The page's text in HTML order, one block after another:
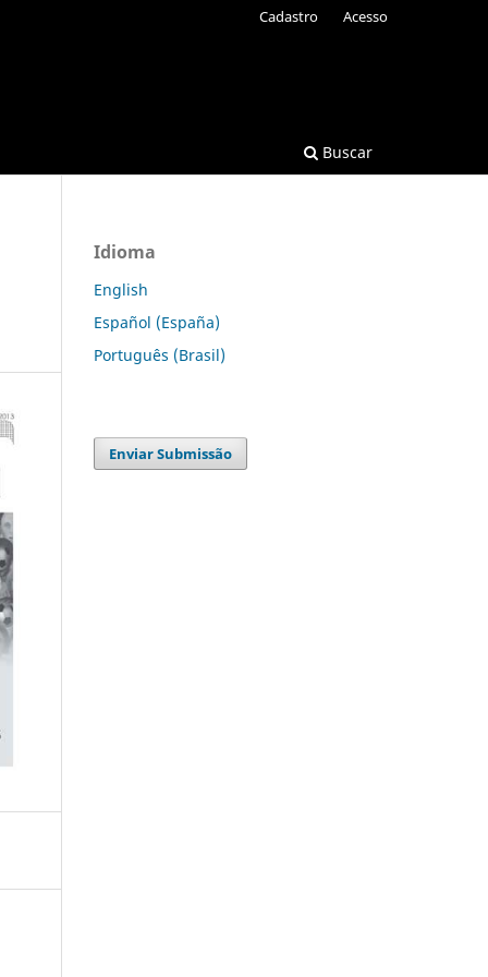
Buscar
Cadastro Acesso
Idioma
English
Español (España)
Português (Brasil)
Enviar Submissão